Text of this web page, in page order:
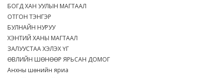
БОГД ХАН УУЛЫН МАГТААЛ
ОТГОН ТЭНГЭР
БУЛНАЙН НУРУУ
ХЭНТИЙ ХАНЫ МАГТААЛ
ЗАЛУУСТАА ХЭЛЭХ ҮГ
ӨВЛИЙН ШӨНӨӨР ЯРЬСАН ДОМОГ
Анхны шөнийн яриа